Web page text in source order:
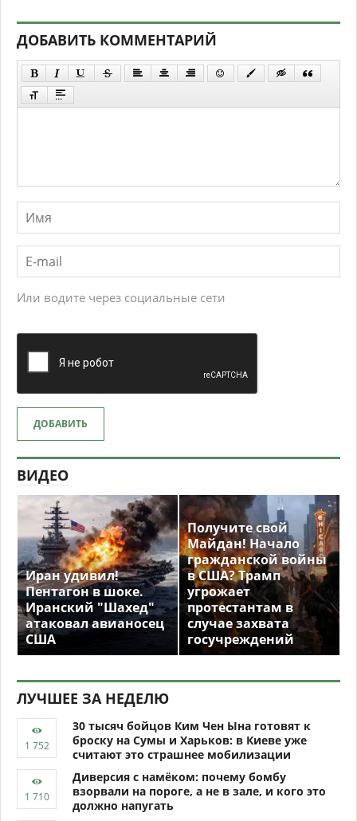
ДОБАВИТЬ КОММЕНТАРИЙ
Или водите через социальные сети
ДОБАВИТЬ
ВИДЕО
Иран удивил!
Пентагон в шоке.
Иранский "Шахед"
атаковал авианосец
США
Получите свой
Майдан! Начало
гражданской войны
в США? Трамп
угрожает
протестантам в
случае захвата
госучреждений
ЛУЧШЕЕ ЗА НЕДЕЛЮ
30 тысяч бойцов Ким Чен Ына готовят к
броску на Сумы и Харьков: в Киеве уже
считают это страшнее мобилизации
Диверсия с намёком: почему бомбу
взорвали на пороге, а не в зале, и кого это
должно напугать